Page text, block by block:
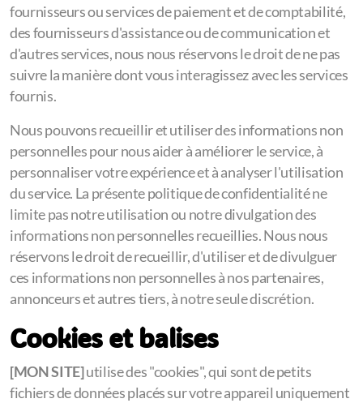
fournisseurs ou services de paiement et de comptabilité,
des fournisseurs d'assistance ou de communication et
d'autres services, nous nous réservons le droit de ne pas
suivre la manière dont vous interagissez avec les services
fournis.
Nous pouvons recueillir et utiliser des informations non
personnelles pour nous aider à améliorer le service, à
personnaliser votre expérience et à analyser l'utilisation
du service. La présente politique de confidentialité ne
limite pas notre utilisation ou notre divulgation des
informations non personnelles recueillies. Nous nous
réservons le droit de recueillir, d'utiliser et de divulguer
ces informations non personnelles à nos partenaires,
annonceurs et autres tiers, à notre seule discrétion.
Cookies et balises
[MON SITE]utilise des "cookies", qui sont de petits
fichiers de données placés sur votre appareil uniquement